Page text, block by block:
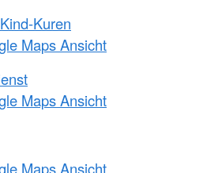
Kuren
Maps Ansicht
Maps Ansicht
Maps Ansicht